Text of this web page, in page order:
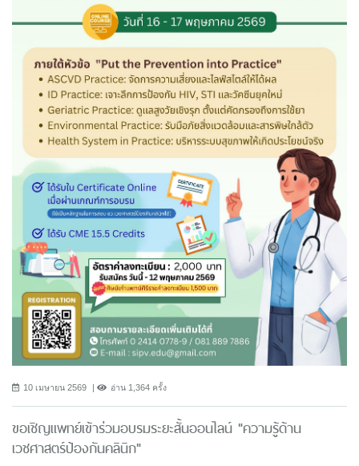
10 เมษายน 2569 อ่าน 1,364 ครั้ง
ขอเชิญแพทย์เข้าร่วมอบรมระยะสั้นออนไลน์ "ความรู้ด้าน
เวชศาสตร์ป้องกันคลินิก"